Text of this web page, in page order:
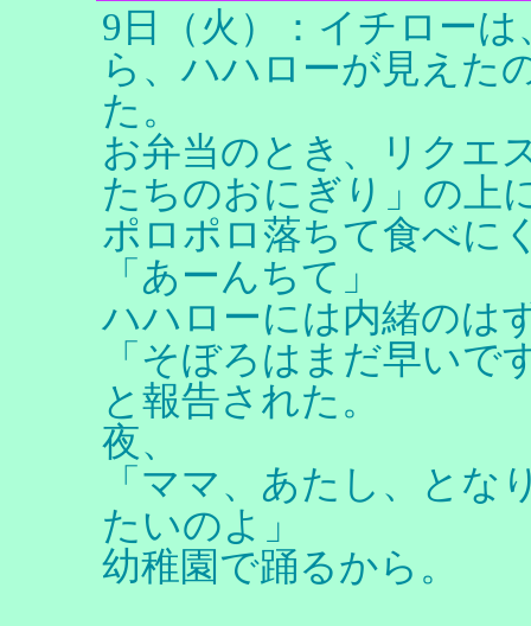
9日（火）：イチロー
ら、ハハローが見えた
た。
お弁当のとき、リクエ
たちのおにぎり」の上
ポロポロ落ちて食べに
「あーんちて」
ハハローには内緒のは
「そぼろはまだ早いで
と報告された。
夜、
「ママ、あたし、と
たいのよ」
幼稚園で踊るから。